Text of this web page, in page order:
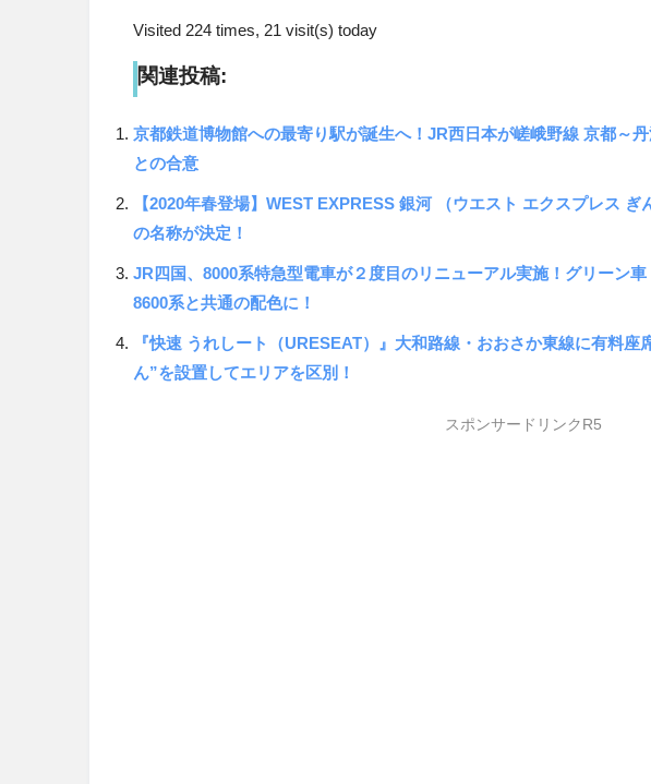
Visited 224 times, 21 visit(s) today
関連投稿:
京都鉄道博物館への最寄り駅が誕生へ！JR西日本が嵯峨野線 京都～
との合意
【2020年春登場】WEST EXPRESS 銀河 （ウエスト エクスプレス
の名称が決定！
JR四国、8000系特急型電車が２度目のリニューアル実施！グリーン車
8600系と共通の配色に！
『快速 うれしート（URESEAT）』大和路線・おおさか東線に有料
ん”を設置してエリアを区別！
スポンサードリンクR5